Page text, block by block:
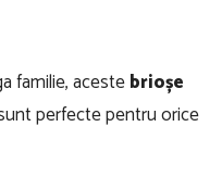
familie, acestebrioșe
perfecte pentru orice